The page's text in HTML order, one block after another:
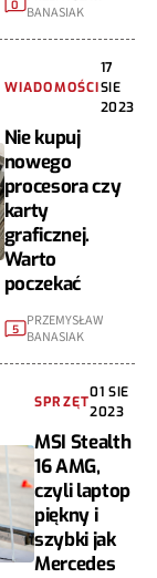
0 BANASIAK
WIADOMOŚCI
17
SIE
2023
Nie kupuj
nowego
procesora czy
karty
graficznej.
Warto
poczekać
5 PRZEMYSŁAW
BANASIAK
SPRZĘT
01 SIE
2023
MSI Stealth
16 AMG,
czyli laptop
piękny i
szybki jak
Mercedes